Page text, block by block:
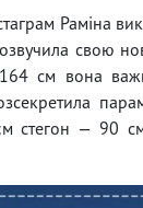
Раміна
свою
см вона
стегон — 90